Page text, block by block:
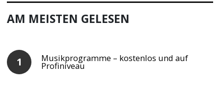
AM MEISTEN GELESEN
Musikprogramme – kostenlos und auf
Profiniveau